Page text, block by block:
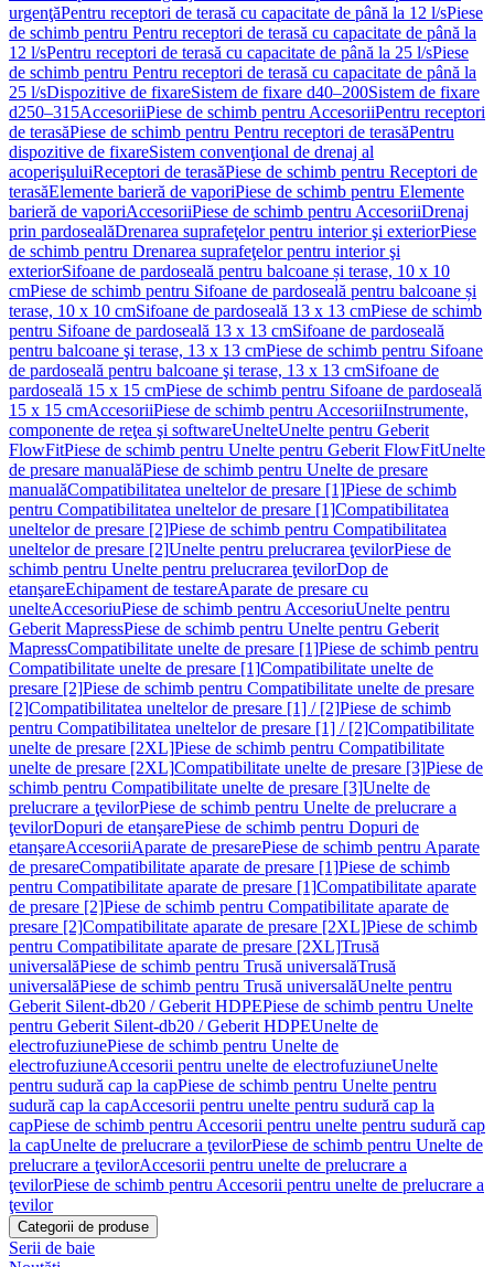
urgenţăPentru receptori de terasă cu capacitate de până la 12 l/sPiese
de schimb pentru Pentru receptori de terasă cu capacitate de până la
12 l/sPentru receptori de terasă cu capacitate de până la 25 l/sPiese
de schimb pentru Pentru receptori de terasă cu capacitate de până la
25 l/sDispozitive de fixareSistem de fixare d40–200Sistem de fixare
d250–315AccesoriiPiese de schimb pentru AccesoriiPentru receptori
de terasăPiese de schimb pentru Pentru receptori de terasăPentru
dispozitive de fixareSistem convenţional de drenaj al
acoperişuluiReceptori de terasăPiese de schimb pentru Receptori de
terasăElemente barieră de vaporiPiese de schimb pentru Elemente
barieră de vaporiAccesoriiPiese de schimb pentru AccesoriiDrenaj
prin pardosealăDrenarea suprafeţelor pentru interior şi exteriorPiese
de schimb pentru Drenarea suprafeţelor pentru interior şi
exteriorSifoane de pardoseală pentru balcoane și terase, 10 x 10
cmPiese de schimb pentru Sifoane de pardoseală pentru balcoane și
terase, 10 x 10 cmSifoane de pardoseală 13 x 13 cmPiese de schimb
pentru Sifoane de pardoseală 13 x 13 cmSifoane de pardoseală
pentru balcoane şi terase, 13 x 13 cmPiese de schimb pentru Sifoane
de pardoseală pentru balcoane şi terase, 13 x 13 cmSifoane de
pardoseală 15 x 15 cmPiese de schimb pentru Sifoane de pardoseală
15 x 15 cmAccesoriiPiese de schimb pentru AccesoriiInstrumente,
componente de reţea şi softwareUnelteUnelte pentru Geberit
FlowFitPiese de schimb pentru Unelte pentru Geberit FlowFitUnelte
de presare manualăPiese de schimb pentru Unelte de presare
manualăCompatibilitatea uneltelor de presare [1]Piese de schimb
pentru Compatibilitatea uneltelor de presare [1]Compatibilitatea
uneltelor de presare [2]Piese de schimb pentru Compatibilitatea
uneltelor de presare [2]Unelte pentru prelucrarea ţevilorPiese de
schimb pentru Unelte pentru prelucrarea ţevilorDop de
etanşareEchipament de testareAparate de presare cu
unelteAccesoriuPiese de schimb pentru AccesoriuUnelte pentru
Geberit MapressPiese de schimb pentru Unelte pentru Geberit
MapressCompatibilitate unelte de presare [1]Piese de schimb pentru
Compatibilitate unelte de presare [1]Compatibilitate unelte de
presare [2]Piese de schimb pentru Compatibilitate unelte de presare
[2]Compatibilitatea uneltelor de presare [1] / [2]Piese de schimb
pentru Compatibilitatea uneltelor de presare [1] / [2]Compatibilitate
unelte de presare [2XL]Piese de schimb pentru Compatibilitate
unelte de presare [2XL]Compatibilitate unelte de presare [3]Piese de
schimb pentru Compatibilitate unelte de presare [3]Unelte de
prelucrare a ţevilorPiese de schimb pentru Unelte de prelucrare a
ţevilorDopuri de etanşarePiese de schimb pentru Dopuri de
etanşareAccesoriiAparate de presarePiese de schimb pentru Aparate
de presareCompatibilitate aparate de presare [1]Piese de schimb
pentru Compatibilitate aparate de presare [1]Compatibilitate aparate
de presare [2]Piese de schimb pentru Compatibilitate aparate de
presare [2]Compatibilitate aparate de presare [2XL]Piese de schimb
pentru Compatibilitate aparate de presare [2XL]Trusă
universalăPiese de schimb pentru Trusă universalăTrusă
universalăPiese de schimb pentru Trusă universalăUnelte pentru
Geberit Silent-db20 / Geberit HDPEPiese de schimb pentru Unelte
pentru Geberit Silent-db20 / Geberit HDPEUnelte de
electrofuziunePiese de schimb pentru Unelte de
electrofuziuneAccesorii pentru unelte de electrofuziuneUnelte
pentru sudură cap la capPiese de schimb pentru Unelte pentru
sudură cap la capAccesorii pentru unelte pentru sudură cap la
capPiese de schimb pentru Accesorii pentru unelte pentru sudură cap
la capUnelte de prelucrare a ţevilorPiese de schimb pentru Unelte de
prelucrare a ţevilorAccesorii pentru unelte de prelucrare a
ţevilorPiese de schimb pentru Accesorii pentru unelte de prelucrare a
ţevilor
Categorii de produse
Serii de baie